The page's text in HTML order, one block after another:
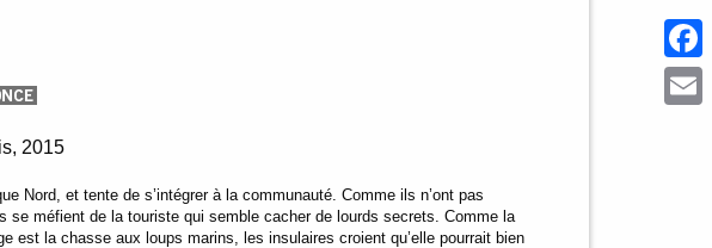
2015
Nord, et tente de s’intégrer à la communauté. Comme ils n’ont pas
se méfient de la touriste qui semble cacher de lourds secrets. Comme la
est la chasse aux loups marins, les insulaires croient qu’elle pourrait bien